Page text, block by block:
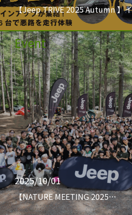
【Jeep TRIVE 2025 Autumn 】
Event
2025/10/01
【NATURE MEETING 2025…